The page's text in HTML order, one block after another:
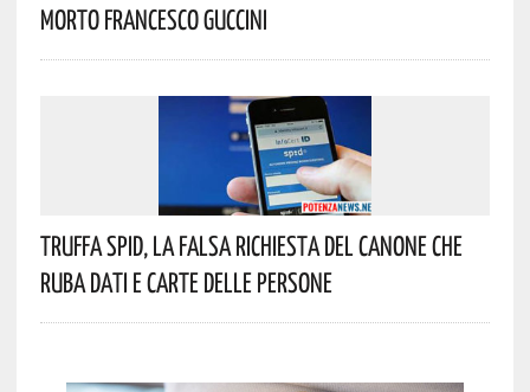
Morto Francesco Guccini
Truffa Spid, La Falsa Richiesta Del Canone Che
Ruba Dati E Carte Delle Persone